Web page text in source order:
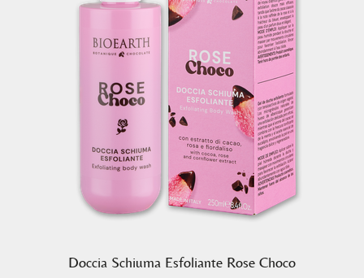
Doccia Schiuma Esfoliante Rose Choco